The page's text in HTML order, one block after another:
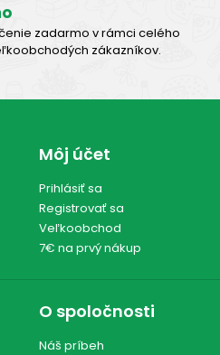
zadarmo v rámci celého
zákazníkov.
Môj účet
Prihlásiť sa
Registrovať sa
Veľkoobchod
7€ na prvý nákup
O spoločnosti
Náš príbeh